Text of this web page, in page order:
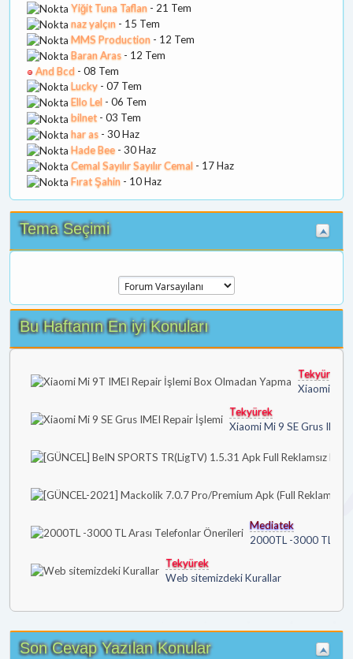
Yiğit Tuna Taflan - 21 Tem
naz yalçın - 15 Tem
MMS Production - 12 Tem
Baran Aras - 12 Tem
And Bcd - 08 Tem
Lucky - 07 Tem
Ello Lel - 06 Tem
bilnet- 03 Tem
har as - 30 Haz
Hade Bee- 30 Haz
Cemal Sayılır Sayılır Cemal - 17 Haz
Fırat Şahin - 10 Haz
Tema Seçimi
Bu Haftanın En iyi Konuları
Tekyürek
Xiaomi Mi
Tekyürek
Xiaomi Mi 9 SE Grus IMEI
Mediatek
2000TL -3000 TL
Tekyürek
Web sitemizdeki Kurallar
Son Cevap Yazılan Konular